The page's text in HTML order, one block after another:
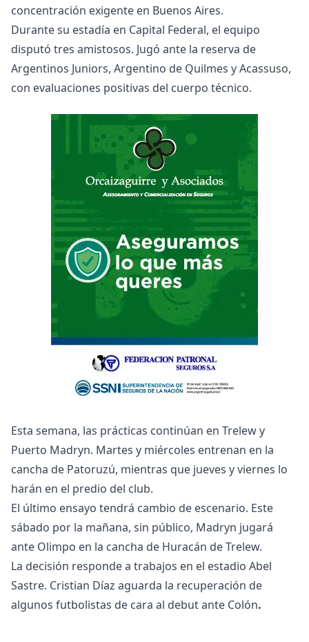
concentración exigente en Buenos Aires.
Durante su estadía en Capital Federal, el equipo
disputó tres amistosos. Jugó ante la reserva de
Argentinos Juniors, Argentino de Quilmes y Acassuso,
con evaluaciones positivas del cuerpo técnico.
Esta semana, las prácticas continúan en Trelew y
Puerto Madryn. Martes y miércoles entrenan en la
cancha de Patoruzú, mientras que jueves y viernes lo
harán en el predio del club.
El último ensayo tendrá cambio de escenario. Este
sábado por la mañana, sin público, Madryn jugará
ante Olimpo en la cancha de Huracán de Trelew.
La decisión responde a trabajos en el estadio Abel
Sastre. Cristian Díaz aguarda la recuperación de
algunos futbolistas de cara al debut ante Colón.